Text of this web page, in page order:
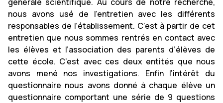
nous avons usé de l’entretien avec les différents
responsables de l’établissement. C’est à partir de cet
entretien que nous sommes rentrés en contact avec
les élèves et l’association des parents d’élèves de
cette école. C’est avec ces deux entités que nous
avons mené nos investigations. Enfin l’intérêt du
questionnaire nous avons donné à chaque élève un
questionnaire comportant une série de 9 questions